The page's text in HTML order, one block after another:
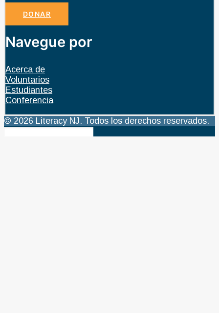
DONAR
Navegue por
Acerca de
Voluntarios
Estudiantes
Conferencia
© 2026 Literacy NJ. Todos los derechos reservados.